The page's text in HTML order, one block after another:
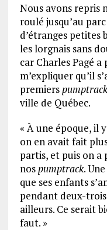
Nous avons repris
roulé jusqu’au
d’étranges petites
les lorgnais sans
car Charles Pagé
m’expliquer qu’il
premierspumptrack
ville de Québec.
« À une époque, il
on en avait fait
partis, et puis on a
nospumptrack.
que ses enfants
pendant deux-
ailleurs. Ce serait
faut. »